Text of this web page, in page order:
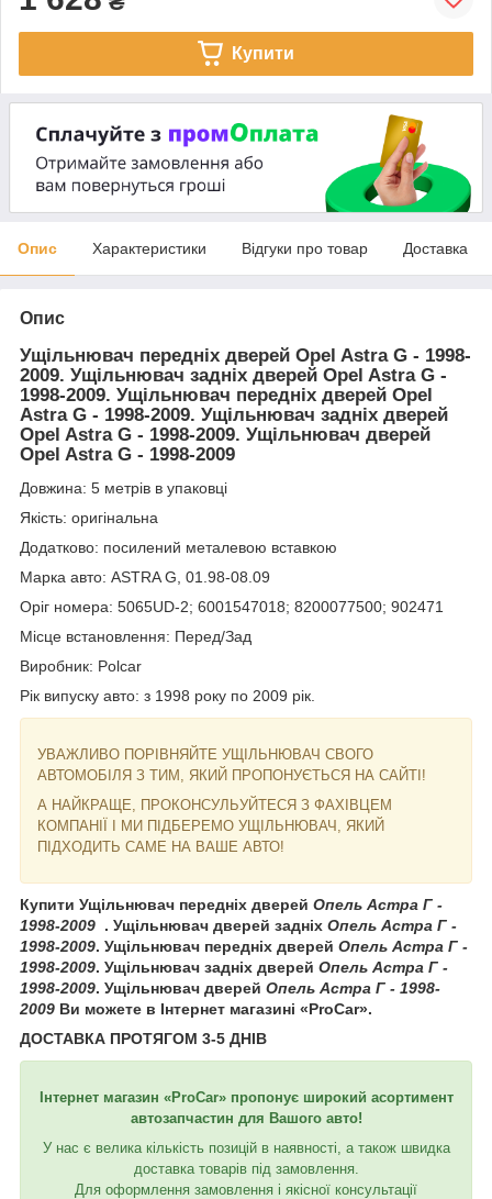
Купити
Опис Характеристики Відгуки про товар Доставка
Опис
Ущільнювач передніх дверей Opel Astra G - 1998-
2009. Ущільнювач задніх дверей Opel Astra G -
1998-2009. Ущільнювач передніх дверей Opel
Astra G - 1998-2009. Ущільнювач задніх дверей
Opel Astra G - 1998-2009. Ущільнювач дверей
Opel Astra G - 1998-2009
Довжина: 5 метрів в упаковці
Якість: оригінальна
Додатково: посилений металевою вставкою
Марка авто: ASTRA G, 01.98-08.09
Оріг номера: 5065UD-2; 6001547018; 8200077500; 902471
Місце встановлення: Перед/Зад
Виробник: Polcar
Рік випуску авто: з 1998 року по 2009 рік.
УВАЖЛИВО ПОРІВНЯЙТЕ УЩІЛЬНЮВАЧ СВОГО
АВТОМОБІЛЯ З ТИМ, ЯКИЙ ПРОПОНУЄТЬСЯ НА САЙТІ!
А НАЙКРАЩЕ, ПРОКОНСУЛЬУЙТЕСЯ З ФАХІВЦЕМ
КОМПАНІЇ І МИ ПІДБЕРЕМО УЩІЛЬНЮВАЧ, ЯКИЙ
ПІДХОДИТЬ САМЕ НА ВАШЕ АВТО!
Купити Ущільнювач передніх дверей Опель Астра Г -
1998-2009 . Ущільнювач дверей задніх Опель Астра Г -
1998-2009. Ущільнювач передніх дверей Опель Астра Г -
1998-2009. Ущільнювач задніх дверей Опель Астра Г -
1998-2009. Ущільнювач дверей Опель Астра Г - 1998-
2009 Ви можете в Інтернет магазині «ProCar».
ДОСТАВКА ПРОТЯГОМ 3-5 ДНІВ
Інтернет магазин «ProCar» пропонує широкий асортимент
автозапчастин для Вашого авто!
У нас є велика кількість позицій в наявності, а також швидка
доставка товарів під замовлення.
Для оформлення замовлення і якісної консультації